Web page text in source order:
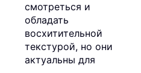
смотреться и
обладать
восхитительной
текстурой, но они
актуальны для